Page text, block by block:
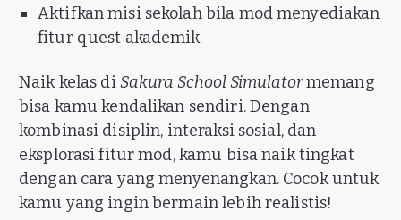
Aktifkan misi sekolah bila mod menyediakan
fitur quest akademik
Naik kelas diSakura School Simulatormemang
bisa kamu kendalikan sendiri. Dengan
kombinasi disiplin, interaksi sosial, dan
eksplorasi fitur mod, kamu bisa naik tingkat
dengan cara yang menyenangkan. Cocok untuk
kamu yang ingin bermain lebih realistis!